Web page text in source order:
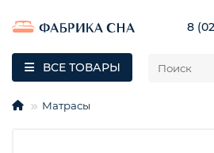
8
ВСЕ ТОВАРЫ
Матрасы